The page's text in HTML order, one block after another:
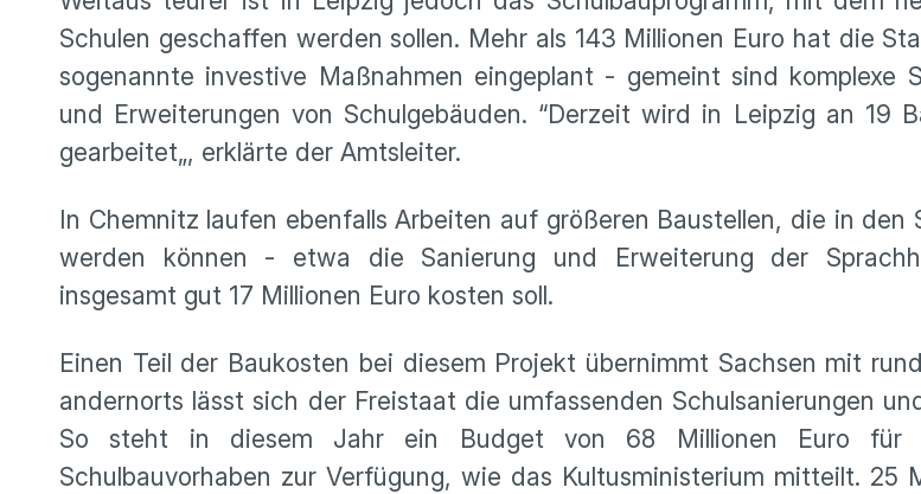
Schulen geschaffen werden sollen. Mehr als 143 Millionen Euro hat die
sogenannte investive Maßnahmen eingeplant - gemeint sind komplexe
und Erweiterungen von Schulgebäuden. “Derzeit wird in Leipzig an 19
gearbeitet„, erklärte der Amtsleiter.
In Chemnitz laufen ebenfalls Arbeiten auf größeren Baustellen, die in
werden können - etwa die Sanierung und Erweiterung der
insgesamt gut 17 Millionen Euro kosten soll.
Einen Teil der Baukosten bei diesem Projekt übernimmt Sachsen mit
andernorts lässt sich der Freistaat die umfassenden Schulsanierungen
So steht in diesem Jahr ein Budget von 68 Millionen Euro für
Schulbauvorhaben zur Verfügung, wie das Kultusministerium mitteilt. 25